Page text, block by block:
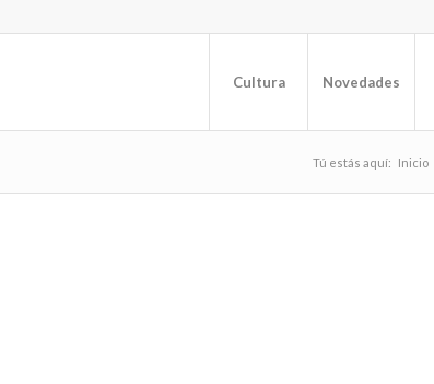
Cultura Novedades
Tú estás aquí: Inicio